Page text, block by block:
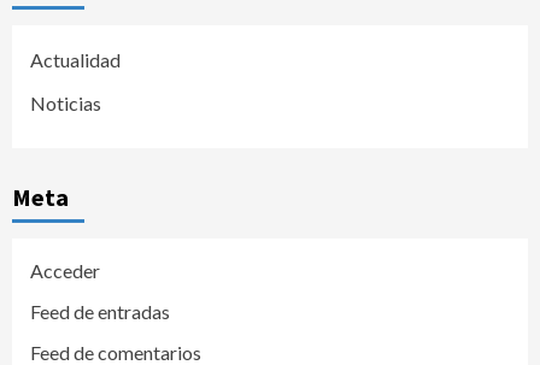
Actualidad
Noticias
Meta
Acceder
Feed de entradas
Feed de comentarios